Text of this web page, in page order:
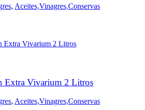
, Aceites,Vinagres,Conservas
Extra Vivarium 2 Litros
, Aceites,Vinagres,Conservas